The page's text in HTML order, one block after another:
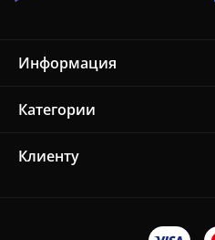
Информация
Категории
Клиенту